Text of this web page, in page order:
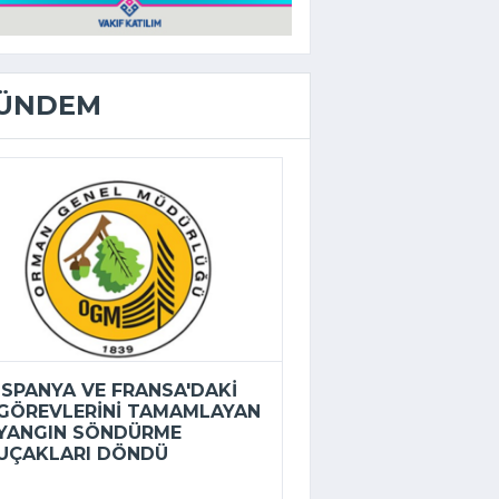
VE FRANSA'DAKI
TAMAMLAYAN
SÖNDÜRME
DÖNDÜ